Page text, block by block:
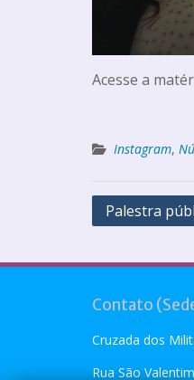
Acesse a
Instagram,
Palestra
Contato
Cruzada dos
Rua São